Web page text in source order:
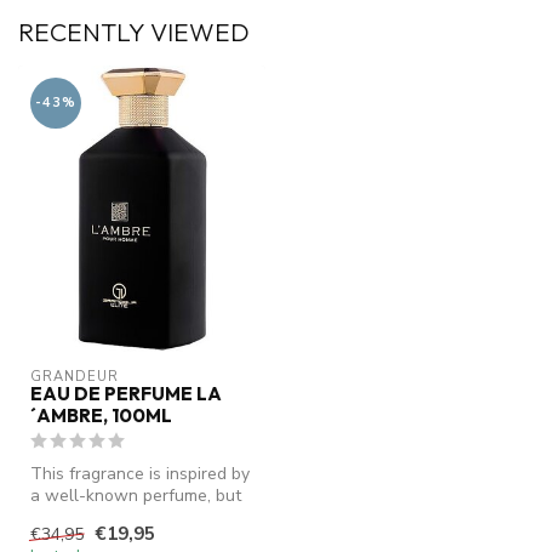
RECENTLY VIEWED
-43%
GRANDEUR
EAU DE PERFUME LA
´AMBRE, 100ML
This fragrance is inspired by
a well-known perfume, but
€34,95 €19,95